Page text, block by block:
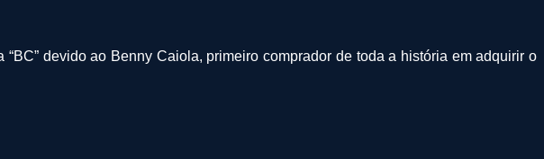
devido ao Benny Caiola, primeiro comprador de toda a história em adquirir o